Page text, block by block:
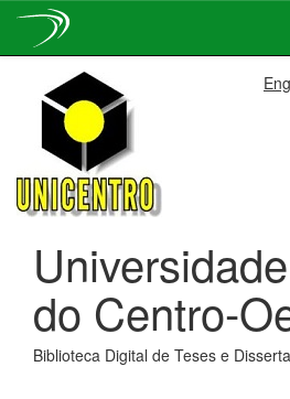
navigation
do Centro-
Biblioteca Digital de Teses e